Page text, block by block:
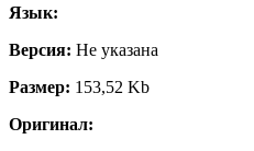
Язык:
Версия: Не указана
Размер: 153,52 Kb
Оригинал: